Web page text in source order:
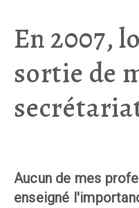
En 2007,
sortie de
Aucun de mes
enseigné